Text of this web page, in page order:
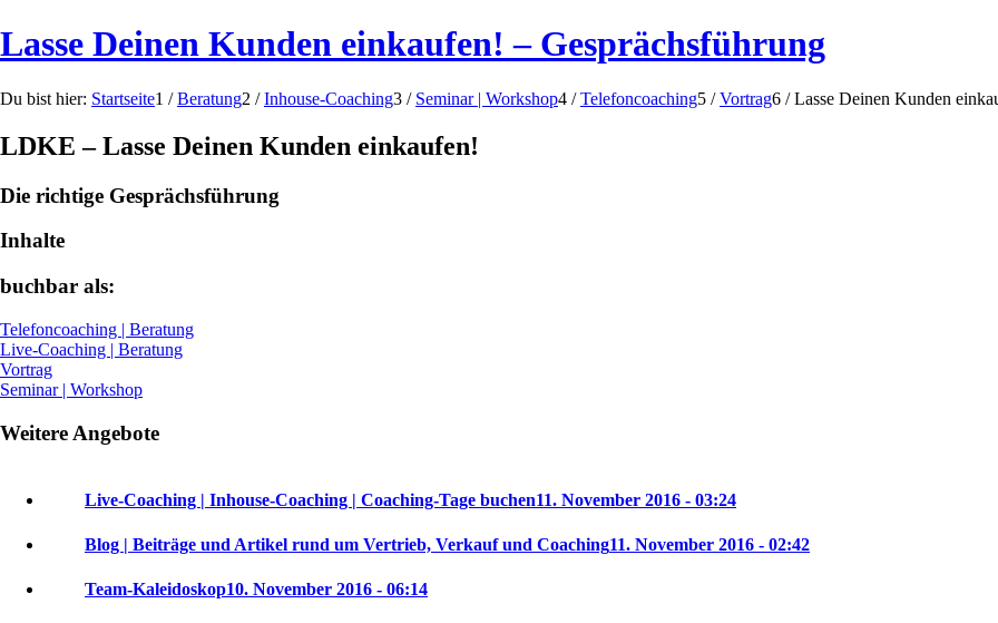
Lasse Deinen Kunden einkaufen! – Gesprächsführung
Du bist hier: Startseite1 / Beratung2 / Inhouse-Coaching3 / Seminar | Workshop4 / Telefoncoaching5 / Vortrag6 / Lasse Deinen Kunden
LDKE – Lasse Deinen Kunden einkaufen!
Die richtige Gesprächsführung
Inhalte
buchbar als:
Telefoncoaching | Beratung
Live-Coaching | Beratung
Vortrag
Seminar | Workshop
Weitere Angebote
Live-Coaching | Inhouse-Coaching | Coaching-Tage buchen11. November 2016 - 03:24
Blog | Beiträge und Artikel rund um Vertrieb, Verkauf und Coaching11. November 2016 - 02:42
Team-Kaleidoskop10. November 2016 - 06:14